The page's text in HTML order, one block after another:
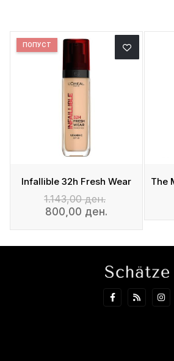
Infallible 32h Fresh Wear
ПОПУСТ
1.143,00 ден.
800,00 ден.